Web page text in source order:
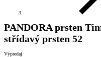
PANDORA prsten
střídavý prsten 52
Výpredaj